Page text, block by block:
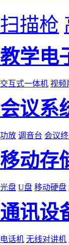
扫描枪
教学电
交互式一体机 视频
会议系
功放 调音台 会议
移动存
光盘 U盘 移动硬盘
通讯设
电话机 无线对讲机